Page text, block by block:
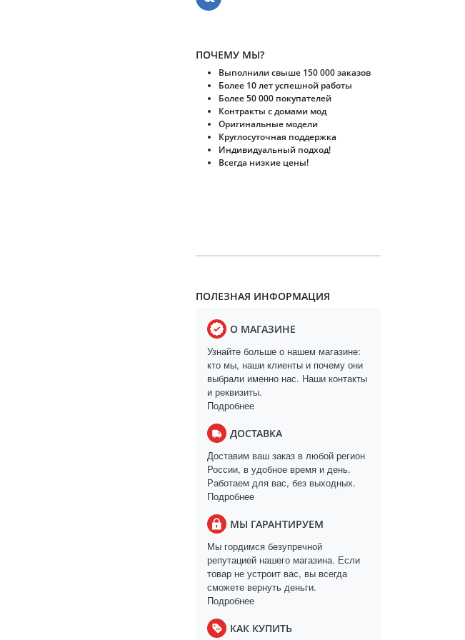
ПОЧЕМУ МЫ?
Выполнили свыше 150 000 заказов
Более 10 лет успешной работы
Более 50 000 покупателей
Контракты с домами мод
Оригинальные модели
Круглосуточная поддержка
Индивидуальный подход!
Всегда низкие цены!
ПОЛЕЗНАЯ ИНФОРМАЦИЯ
О МАГАЗИНЕ
Узнайте больше о нашем магазине:
кто мы, наши клиенты и почему они
выбрали именно нас. Наши контакты
и реквизиты.
Подробнее
ДОСТАВКА
Доставим ваш заказ в любой регион
России, в удобное время и день.
Работаем для вас, без выходных.
Подробнее
МЫ ГАРАНТИРУЕМ
Мы гордимся безупречной
репутацией нашего магазина. Если
товар не устроит вас, вы всегда
сможете вернуть деньги.
Подробнее
КАК КУПИТЬ